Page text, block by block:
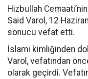
Hizbullah
Said Varol, 12
sonucu vefat etti.
İslami kimliğinden
Varol, vefatından
olarak geçirdi.